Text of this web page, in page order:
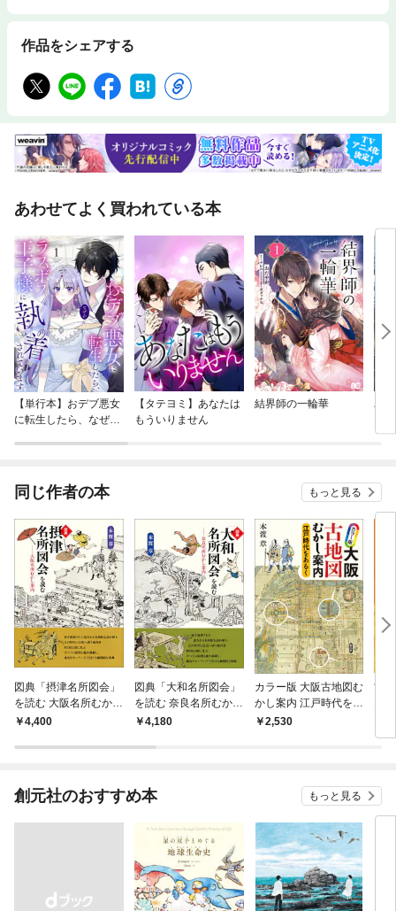
作品をシェアする
あわせてよく買われている本
【単行本】おデブ悪女
に転生したら、なぜか
【タテヨミ】あなたは
もういりません
結界師の一輪華
バ
今
同じ作者の本 もっと見る
図典「摂津名所図会」
を読む 大阪名所むかし
案内4,400
図典「大和名所図会」
を読む 奈良名所むかし
案内4,180
カラー版 大阪古地図む
かし案内 江戸時代をあ
るく2,530
古
憶
創元社のおすすめ本 もっと見る